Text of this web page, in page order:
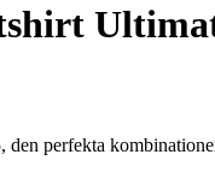
den perfekta